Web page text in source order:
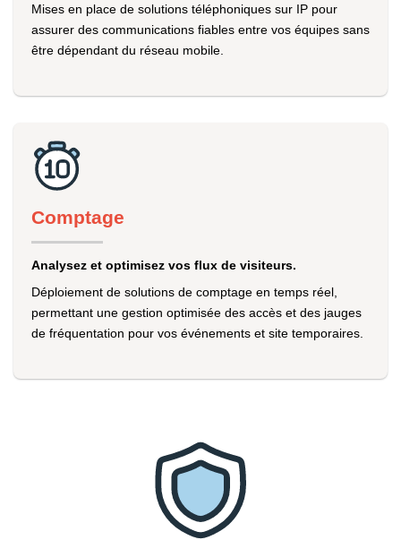
Mises en place de solutions téléphoniques sur IP pour
assurer des communications fiables entre vos équipes sans
être dépendant du réseau mobile.
Comptage
Analysez et optimisez vos flux de visiteurs.
Déploiement de solutions de comptage en temps réel,
permettant une gestion optimisée des accès et des jauges
de fréquentation pour vos événements et site temporaires.